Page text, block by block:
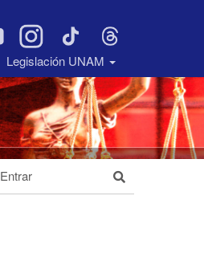
Legislación UNAM
Entrar